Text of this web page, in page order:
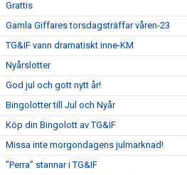
Grattis
Gamla Giffares torsdagsträffar våren-23
TG&IF vann dramatiskt inne-KM
Nyårslotter
God jul och gott nytt år!
Bingolotter till Jul och Nyår
Köp din Bingolott av TG&IF
Missa inte morgondagens julmarknad!
”Perra” stannar i TG&IF